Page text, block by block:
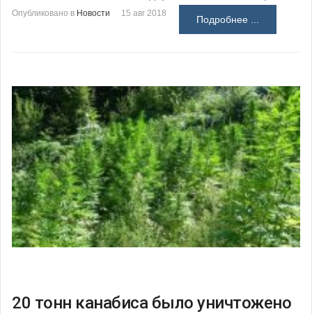
Опубликовано в Новости 15 авг 2018
Подробнее ...
20 тонн канабиса было уничтожено